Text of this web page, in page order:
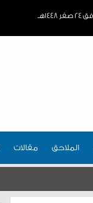
الملاحق مقالات